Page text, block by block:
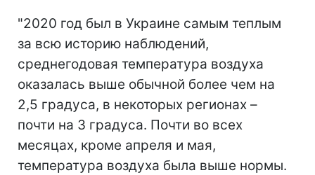
"2020 год был в Украине самым теплым
за всю историю наблюдений,
среднегодовая температура воздуха
оказалась выше обычной более чем на
2,5 градуса, в некоторых регионах –
почти на 3 градуса. Почти во всех
месяцах, кроме апреля и мая,
температура воздуха была выше нормы.